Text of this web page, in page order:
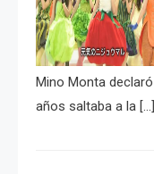
Mino Monta
años saltaba a la […]